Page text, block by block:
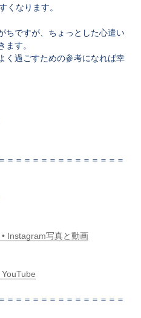
なります。
ちですが、ちょっとした心遣い
ます。
く過ごすための参考になれば幸
＝＝＝＝＝＝＝＝＝＝＝＝＝＝
Instagram写真と動画
＝＝＝＝＝＝＝＝＝＝＝＝＝＝